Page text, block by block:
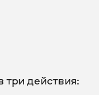
три действия: